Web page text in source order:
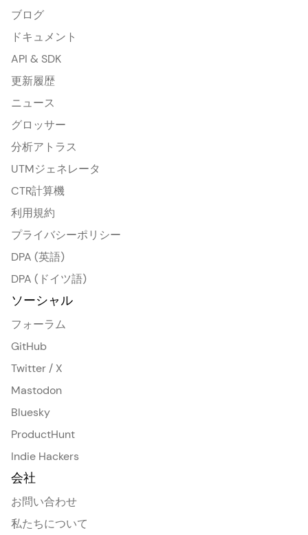
ブログ
ドキュメント
API & SDK
更新履歴
ニュース
グロッサー
分析アトラス
UTMジェネレータ
CTR計算機
利用規約
プライバシーポリシー
DPA (英語)
DPA (ドイツ語)
ソーシャル
フォーラム
GitHub
Twitter / X
Mastodon
Bluesky
ProductHunt
Indie Hackers
会社
お問い合わせ
私たちについて